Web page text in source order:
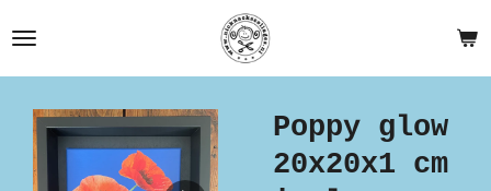
direct
naar
hoofdinhoud
Poppy glow
20x20x1 cm